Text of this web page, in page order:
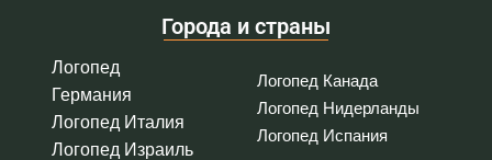
Города и страны
Логопед
Германия
Логопед Италия
Логопед Израиль
Логопед Канада
Логопед Нидерланды
Логопед Испания